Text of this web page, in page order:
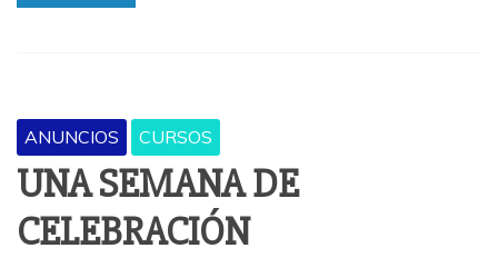
ANUNCIOS CURSOS
UNA SEMANA DE
CELEBRACIÓN